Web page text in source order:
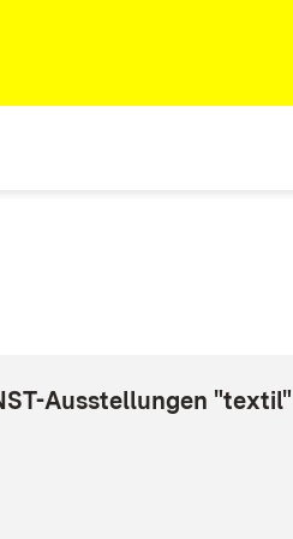
Ausstellungen "textil"